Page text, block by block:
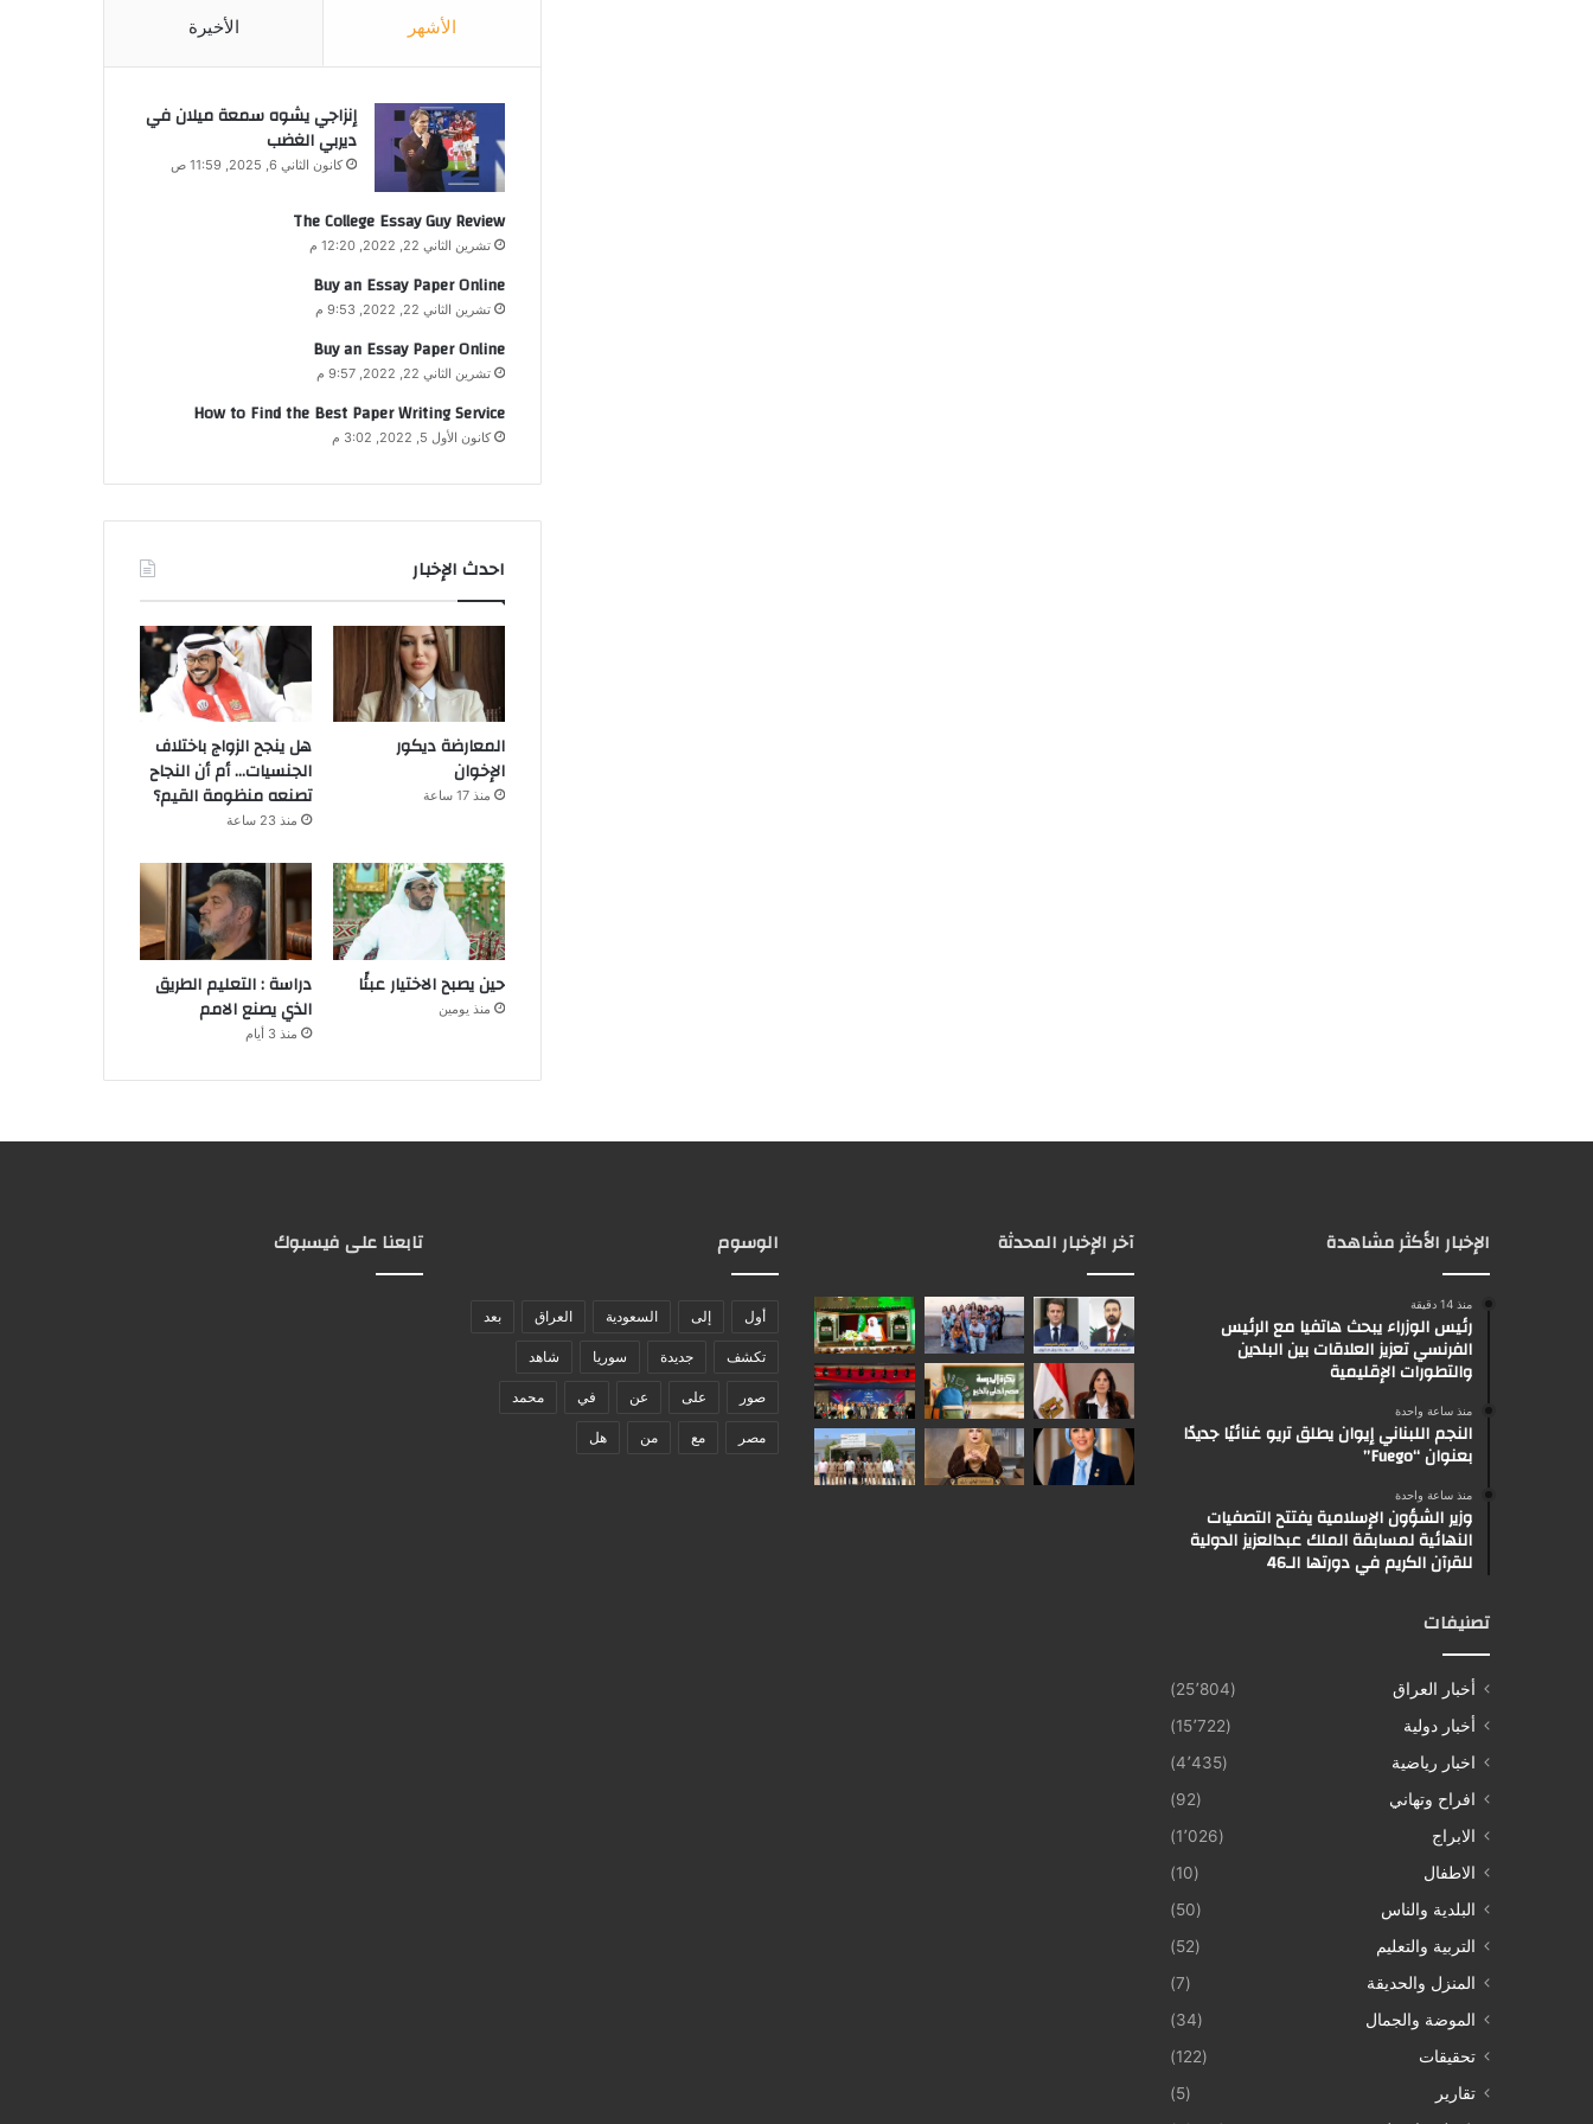
الأشهر الأخيرة
إنزاجي يشوه سمعة ميلان في
ديربي الغضب
كانون الثاني 6, 2025, 11:59 ص
The College Essay Guy Review
تشرين الثاني 22, 2022, 12:20 م
Buy an Essay Paper Online
تشرين الثاني 22, 2022, 9:53 م
Buy an Essay Paper Online
تشرين الثاني 22, 2022, 9:57 م
How to Find the Best Paper Writing Service
كانون الأول 5, 2022, 3:02 م
احدث الإخبار
المعارضة ديكور
الإخوان
منذ 17 ساعة
هل ينجح الزواج باختلاف
الجنسيات… أم أن النجاح
تصنعه منظومة القيم؟
منذ 23 ساعة
حين يصبح الاختيار عبئًا
منذ يومين
دراسة : التعليم الطريق
الذي يصنع الامم
منذ 3 أيام
الإخبار الأكثر مشاهدة
منذ 14 دقيقة
رئيس الوزراء يبحث هاتفيا مع الرئيس
الفرنسي تعزيز العلاقات بين البلدين
والتطورات الإقليمية
منذ ساعة واحدة
النجم اللبناني إيوان يطلق تريو غنائيًا جديدًا
بعنوان “Fuego”
منذ ساعة واحدة
وزير الشؤون الإسلامية يفتتح التصفيات
النهائية لمسابقة الملك عبدالعزيز الدولية
للقرآن الكريم في دورتها الـ46
تصنيفات
أخبار العراق
(25٬804)
أخبار دولية
(15٬722)
اخبار رياضية
(4٬435)
افراح وتهاني
(92)
الابراج
(1٬026)
الاطفال
(10)
البلدية والناس
(50)
التربية والتعليم
(52)
المنزل والحديقة
(7)
الموضة والجمال
(34)
تحقيقات
(122)
تقارير
(5)
آخر الإخبار المحدثة الوسوم
أول إلى السعودية العراق بعد
تكشف جديدة سوريا شاهد
صور على عن في محمد
مصر مع من هل
تابعنا على فيسبوك